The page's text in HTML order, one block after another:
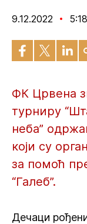
9.12.2022 5:18
ФК Црвена
турниру
неба”
који су
за помоћ
“Галеб”.
Дечаци